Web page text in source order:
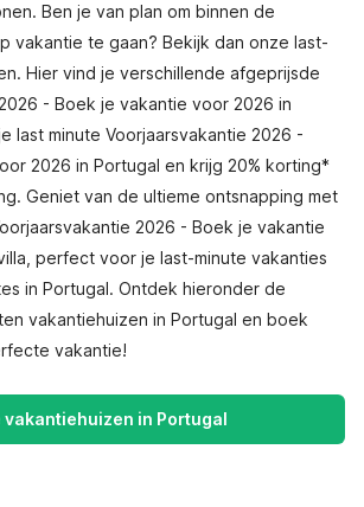
Ben je van plan om binnen de
vakantie te gaan? Bekijk dan onze last-
Hier vind je verschillende afgeprijsde
- Boek je vakantie voor 2026 in
last minute Voorjaarsvakantie 2026 -
2026 in Portugal en krijg 20% korting*
Geniet van de ultieme ontsnapping met
2026 - Boek je vakantie
perfect voor je last-minute vakanties
in Portugal. Ontdek hieronder de
vakantiehuizen in Portugal en boek
vakantie!
vakantiehuizen in Portugal